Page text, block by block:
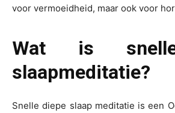
voor vermoeidheid, maar ook voor
Wat is
slaapmeditatie?
Snelle diepe slaap meditatie is een